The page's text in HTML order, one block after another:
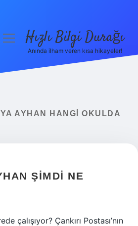
menüyüHızlı Bilgi Durağı
Anında ilham veren kısa hikayeler!
AYHAN HANGI OKULDA
ŞIMDI NE
çalışıyor? Çankırı Postası’nın